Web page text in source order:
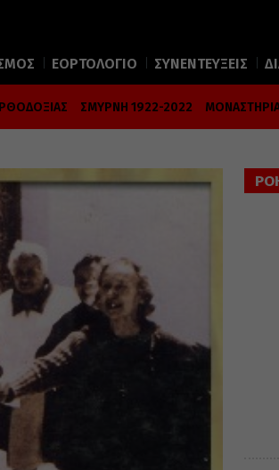
ΕΟΡΤΟΛΟΓΙΟ ΣΥΝΕΝΤΕΥΞΕΙΣ
ΣΜΥΡΝΗ 1922-2022